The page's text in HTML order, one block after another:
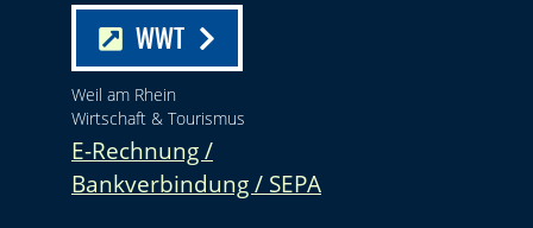
WWT
Weil am Rhein
Wirtschaft & Tourismus
E-Rechnung /
Bankverbindung / SEPA